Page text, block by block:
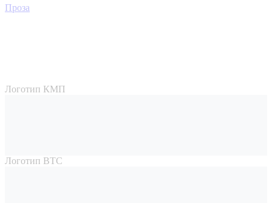
Проза
Логотип КМП
Логотип ВТС